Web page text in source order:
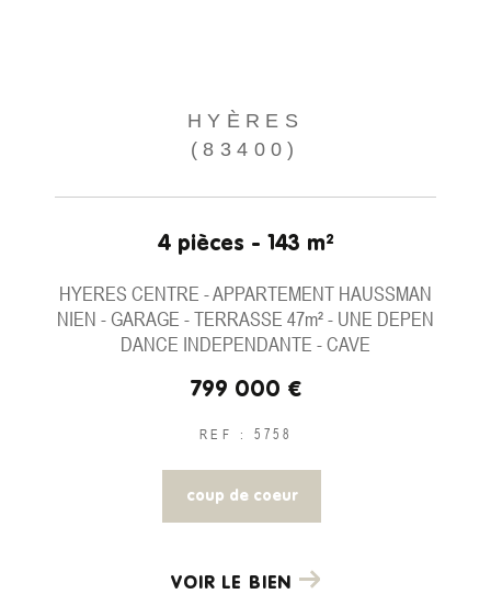
HYÈRES
(83400)
4 pièces - 143 m²
HYERES CENTRE - APPARTEMENT HAUSSMAN
NIEN - GARAGE - TERRASSE 47m² - UNE DEPEN
DANCE INDEPENDANTE - CAVE
799 000 €
REF : 5758
coup de coeur
VOIR LE BIEN